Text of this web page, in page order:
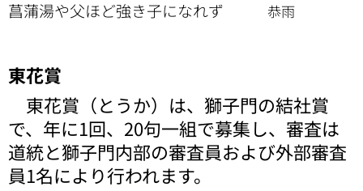
菖蒲湯や父ほど強き子になれず 恭雨
東花賞
東花賞（とうか）は、獅子門の結社賞
で、年に1回、20句一組で募集し、審査は
道統と獅子門内部の審査員および外部審査
員1名により行われます。